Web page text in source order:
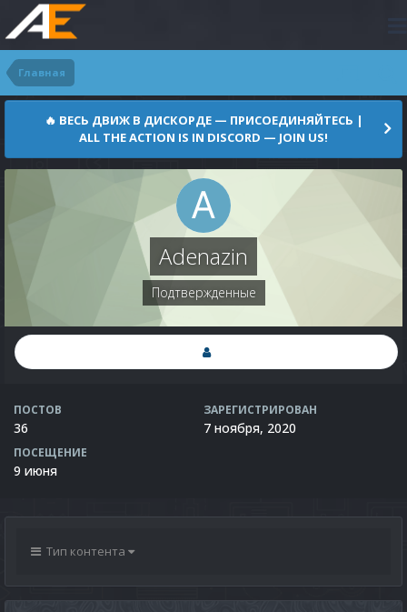
Главная
🔥 ВЕСЬ ДВИЖ В ДИСКОРДЕ — ПРИСОЕДИНЯЙТЕСЬ |
ALL THE ACTION IS IN DISCORD — JOIN US!
Adenazin
Подтвержденные
ПОСТОВ
36
ЗАРЕГИСТРИРОВАН
7 ноября, 2020
ПОСЕЩЕНИЕ
9 июня
Тип контента